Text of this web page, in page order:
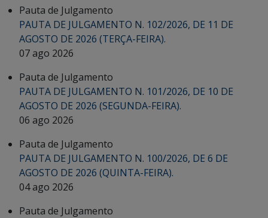
Pauta de Julgamento
PAUTA DE JULGAMENTO N. 102/2026, DE 11 DE
AGOSTO DE 2026 (TERÇA-FEIRA).
07 ago 2026
Pauta de Julgamento
PAUTA DE JULGAMENTO N. 101/2026, DE 10 DE
AGOSTO DE 2026 (SEGUNDA-FEIRA).
06 ago 2026
Pauta de Julgamento
PAUTA DE JULGAMENTO N. 100/2026, DE 6 DE
AGOSTO DE 2026 (QUINTA-FEIRA).
04 ago 2026
Pauta de Julgamento